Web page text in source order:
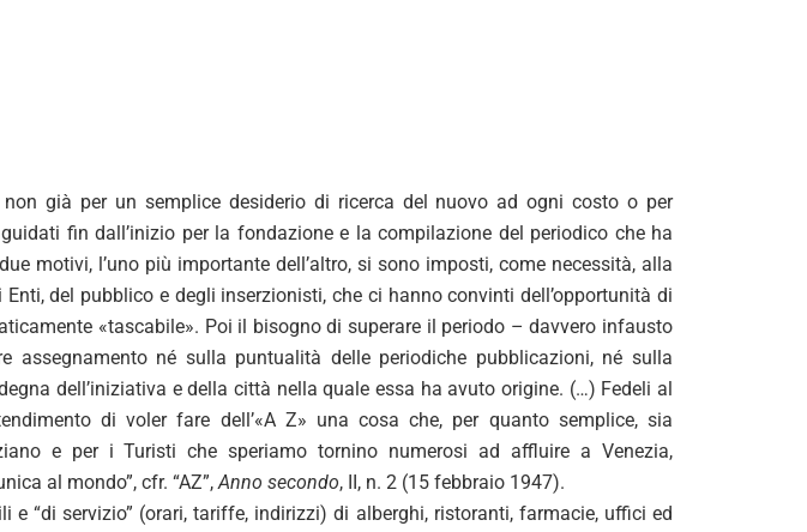
non già per un semplice desiderio di ricerca del nuovo ad ogni costo o per
fin dall’inizio per la fondazione e la compilazione del periodico che ha
motivi, l’uno più importante dell’altro, si sono imposti, come necessità, alla
del pubblico e degli inserzionisti, che ci hanno convinti dell’opportunità di
«tascabile». Poi il bisogno di superare il periodo – davvero infausto
né sulla puntualità delle periodiche pubblicazioni, né sulla
dell’iniziativa e della città nella quale essa ha avuto origine. (…) Fedeli al
di voler fare dell’«A Z» una cosa che, per quanto semplice, sia
e per i Turisti che speriamo tornino numerosi ad affluire a Venezia,
al mondo”, cfr. “AZ”,Anno secondo, II, n. 2 (15 febbraio 1947).
“di servizio” (orari, tariffe, indirizzi) di alberghi, ristoranti, farmacie, uffici ed